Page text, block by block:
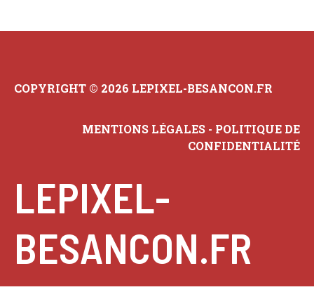
COPYRIGHT © 2026 LEPIXEL-BESANCON.FR
MENTIONS LÉGALES - POLITIQUE DE
CONFIDENTIALITÉ
LEPIXEL-
BESANCON.FR